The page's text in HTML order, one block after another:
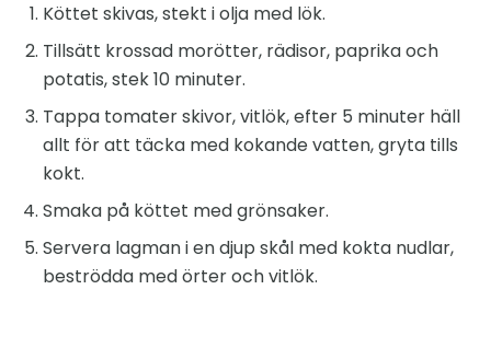
Köttet skivas, stekt i olja med lök.
Tillsätt krossad morötter, rädisor, paprika och
potatis, stek 10 minuter.
Tappa tomater skivor, vitlök, efter 5 minuter häll
allt för att täcka med kokande vatten, gryta tills
kokt.
Smaka på köttet med grönsaker.
Servera lagman i en djup skål med kokta nudlar,
beströdda med örter och vitlök.